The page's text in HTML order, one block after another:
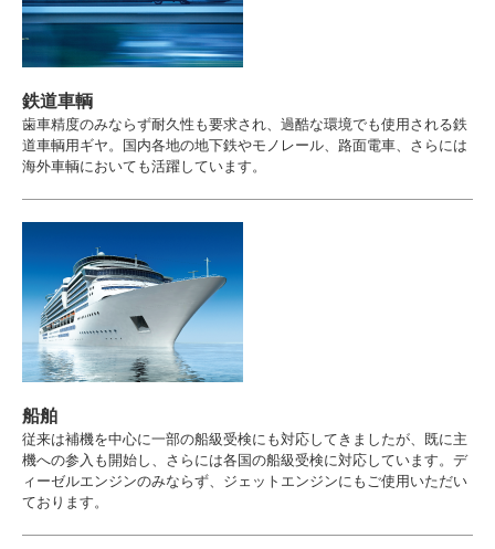
鉄道車輌
歯車精度のみならず耐久性も要求され、過酷な環境でも使用される鉄
道車輌用ギヤ。国内各地の地下鉄やモノレール、路面電車、さらには
海外車輌においても活躍しています。
船舶
従来は補機を中心に一部の船級受検にも対応してきましたが、既に主
機への参入も開始し、さらには各国の船級受検に対応しています。デ
ィーゼルエンジンのみならず、ジェットエンジンにもご使用いただい
ております。